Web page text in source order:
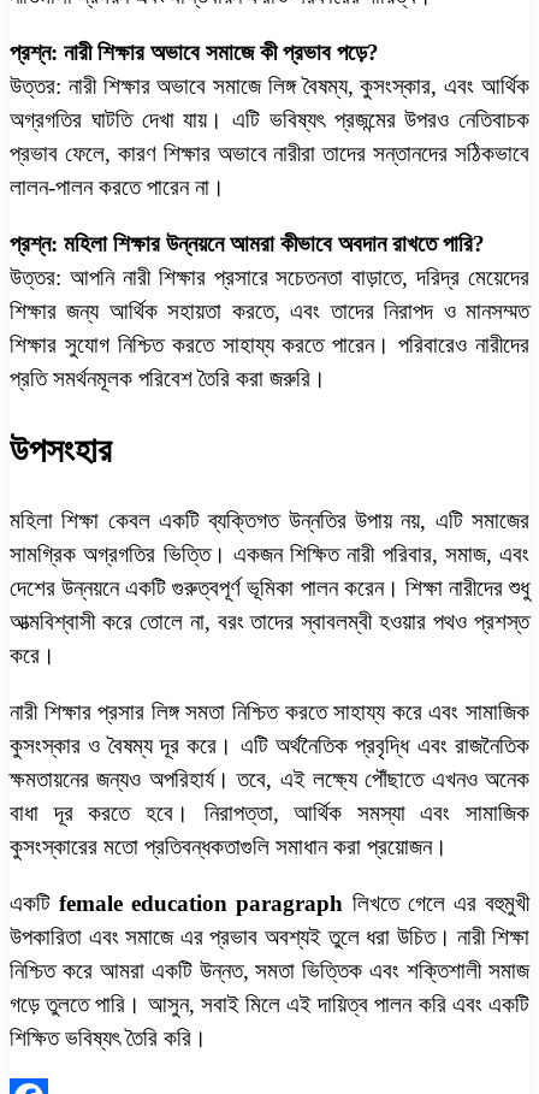
প্রশ্ন: নারী শিক্ষার অভাবে সমাজে কী প্রভাব পড়ে?
উত্তর: নারী শিক্ষার অভাবে সমাজে লিঙ্গ বৈষম্য, কুসংস্কার, এবং আর্থিক
অগ্রগতির ঘাটতি দেখা যায়। এটি ভবিষ্যৎ প্রজন্মের উপরও নেতিবাচক
প্রভাব ফেলে, কারণ শিক্ষার অভাবে নারীরা তাদের সন্তানদের সঠিকভাবে
লালন-পালন করতে পারেন না।
প্রশ্ন: মহিলা শিক্ষার উন্নয়নে আমরা কীভাবে অবদান রাখতে পারি?
উত্তর: আপনি নারী শিক্ষার প্রসারে সচেতনতা বাড়াতে, দরিদ্র মেয়েদের
শিক্ষার জন্য আর্থিক সহায়তা করতে, এবং তাদের নিরাপদ ও মানসম্মত
শিক্ষার সুযোগ নিশ্চিত করতে সাহায্য করতে পারেন। পরিবারেও নারীদের
প্রতি সমর্থনমূলক পরিবেশ তৈরি করা জরুরি।
উপসংহার
মহিলা শিক্ষা কেবল একটি ব্যক্তিগত উন্নতির উপায় নয়, এটি সমাজের
সামগ্রিক অগ্রগতির ভিত্তি। একজন শিক্ষিত নারী পরিবার, সমাজ, এবং
দেশের উন্নয়নে একটি গুরুত্বপূর্ণ ভূমিকা পালন করেন। শিক্ষা নারীদের শুধু
আত্মবিশ্বাসী করে তোলে না, বরং তাদের স্বাবলম্বী হওয়ার পথও প্রশস্ত
করে।
নারী শিক্ষার প্রসার লিঙ্গ সমতা নিশ্চিত করতে সাহায্য করে এবং সামাজিক
কুসংস্কার ও বৈষম্য দূর করে। এটি অর্থনৈতিক প্রবৃদ্ধি এবং রাজনৈতিক
ক্ষমতায়নের জন্যও অপরিহার্য। তবে, এই লক্ষ্যে পৌঁছাতে এখনও অনেক
বাধা দূর করতে হবে। নিরাপত্তা, আর্থিক সমস্যা এবং সামাজিক
কুসংস্কারের মতো প্রতিবন্ধকতাগুলি সমাধান করা প্রয়োজন।
একটিfemale education paragraph লিখতে গেলে এর বহুমুখী
উপকারিতা এবং সমাজে এর প্রভাব অবশ্যই তুলে ধরা উচিত। নারী শিক্ষা
নিশ্চিত করে আমরা একটি উন্নত, সমতা ভিত্তিক এবং শক্তিশালী সমাজ
গড়ে তুলতে পারি। আসুন, সবাই মিলে এই দায়িত্ব পালন করি এবং একটি
শিক্ষিত ভবিষ্যৎ তৈরি করি।